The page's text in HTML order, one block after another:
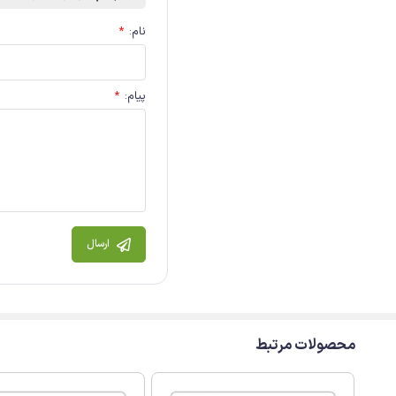
نام:
*
پیام:
*
ارسال
محصولات مرتبط